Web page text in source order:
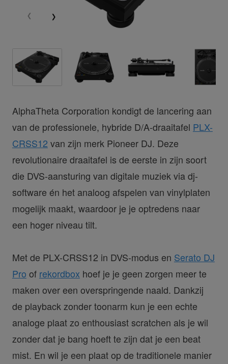
AlphaTheta Corporation kondigt de lancering aan
van de professionele, hybride D/A-draaitafel PLX-
CRSS12 van zijn merk Pioneer DJ. Deze
revolutionaire draaitafel is de eerste in zijn soort
die DVS-aansturing van digitale muziek via dj-
software én het analoog afspelen van vinylplaten
mogelijk maakt, waardoor je je optredens naar
een hoger niveau tilt.
Met de PLX-CRSS12 in DVS-modus en Serato DJ
Pro of rekordbox hoef je je geen zorgen meer te
maken over een overspringende naald. Dankzij
de playback zonder toonarm kun je een echte
analoge plaat zo enthousiast scratchen als je wil
zonder dat je bang hoeft te zijn dat je een beat
mist. En wil je een plaat op de traditionele manier